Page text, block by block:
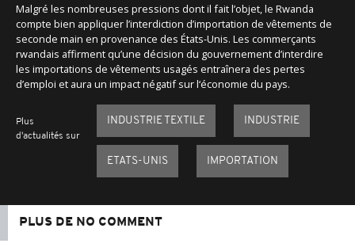
Malgré les nombreuses pressions dont il fait l’objet, le Rwanda
compte bien appliquer l’interdiction d’importation de vêtements de
seconde main en provenance des États-Unis. Les commerçants
rwandais affirment qu’une décision du gouvernement d’interdire
les importations de vêtements usagés entraînera des pertes
d’emploi et aura un impact négatif sur l‘économie du pays.
Plus
d'actualités sur
INDUSTRIE TEXTILE INDUSTRIE
ETATS-UNIS IMPORTATION
PLUS DE NO COMMENT